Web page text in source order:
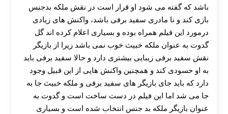
باشد که گفته می شود او قرار است در نقش ملکه بدجنس
بازی کند و نا مادری سفید برفی باشد، واکنش های زیادی
درمورد این فیلم همراه بوده و بسیاری اعلام کرده اند گل
گدوت به عنوان ملکه خبیث خوب نمی باشد زیرا از بازیگر
نقش سفید برفی زیبایی بیشتری دارد و حالا سفید برفی باید
به او حسودی کند و همچنین واکنش هایی از این قبیل وجود
دارد که باید جای بازیگر های سفید برفی و ملکه خبیث جا به
جا می شد اما این فیلم در دست ساخت است و گدوت به
عنوان بازیگر ملکه بد جنس انتخاب شده است و بسیاری